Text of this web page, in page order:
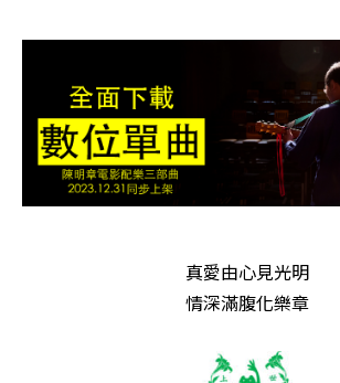
貝
量
真愛由心見光明
情深滿腹化樂章